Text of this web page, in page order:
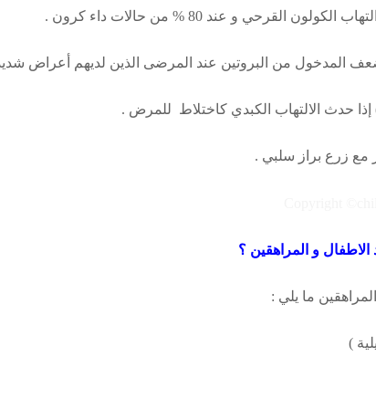
المدخول من البروتين عند المرضى الذين لديهم أعراض
) إذا حدث الالتهاب الكبدي كاختلاط للمرض .
مع زرع براز سلبي .
الاطفال و المراهقين ؟
مراهقين ما يلي :
)